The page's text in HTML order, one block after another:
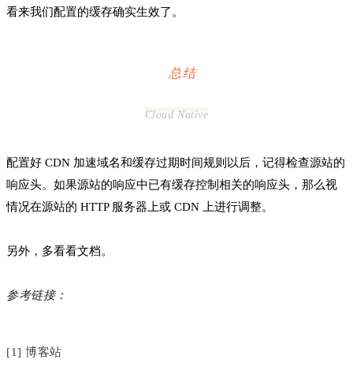
看来我们配置的缓存确实生效了。
总结
Cloud Native
配置好 CDN 加速域名和缓存过期时间规则以后，记得检查源站的
响应头。如果源站的响应中已有缓存控制相关的响应头，那么视
情况在源站的 HTTP 服务器上或 CDN 上进行调整。
另外，多看看文档。
参考链接：
[1] 博客站